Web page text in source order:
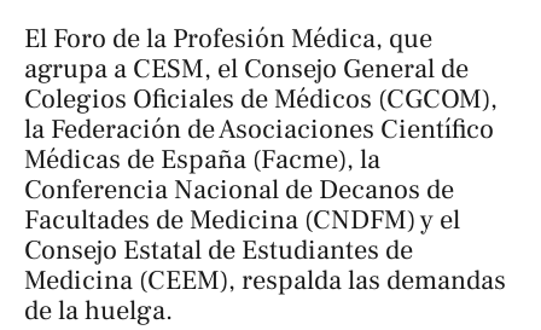
El Foro de la Profesión Médica, que
agrupa a CESM, el Consejo General de
Colegios Oficiales de Médicos (CGCOM),
la Federación de Asociaciones Científico
Médicas de España (Facme), la
Conferencia Nacional de Decanos de
Facultades de Medicina (CNDFM) y el
Consejo Estatal de Estudiantes de
Medicina (CEEM), respalda las demandas
de la huelga.